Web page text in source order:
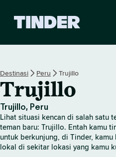
n
d
e
r
Destinasi Peru Trujillo
Trujillo
Trujillo, Peru
Lihat situasi kencan di salah satu
teman baru: Trujillo. Entah kamu
untuk berkunjung, di Tinder,
lokal di sekitar lokasi yang kamu